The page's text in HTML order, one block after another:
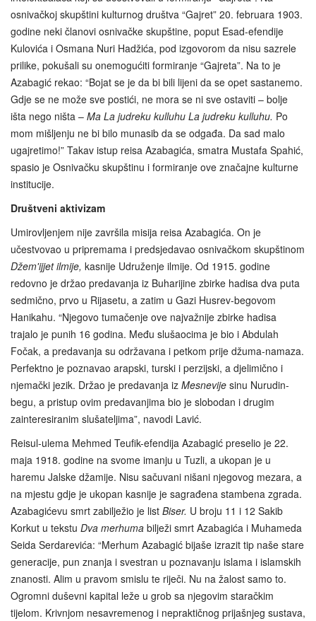
osnivačkoj skupštini kulturnog društva “Gajret” 20. februara 1903.
godine neki članovi osnivačke skupštine, poput Esad-efendije
Kulovića i Osmana Nuri Hadžića, pod izgovorom da nisu sazrele
prilike, pokušali su onemogućiti formiranje “Gajreta”. Na to je
Azabagić rekao: “Bojat se je da bi bili lijeni da se opet sastanemo.
Gdje se ne može sve postići, ne mora se ni sve ostaviti – bolje
išta nego ništa – Ma La judreku kulluhu La judreku kulluhu. Po
mom mišljenju ne bi bilo munasib da se odgađa. Da sad malo
ugajretimo!” Takav istup reisa Azabagića, smatra Mustafa Spahić,
spasio je Osnivačku skupštinu i formiranje ove značajne kulturne
institucije.
Društveni aktivizam
Umirovljenjem nije završila misija reisa Azabagića. On je
učestvovao u pripremama i predsjedavao osnivačkom skupštinom
Džem'ijjet ilmije, kasnije Udruženje ilmije. Od 1915. godine
redovno je držao predavanja iz Buharijine zbirke hadisa dva puta
sedmično, prvo u Rijasetu, a zatim u Gazi Husrev-begovom
Hanikahu. “Njegovo tumačenje ove najvažnije zbirke hadisa
trajalo je punih 16 godina. Među slušaocima je bio i Abdulah
Fočak, a predavanja su održavana i petkom prije džuma-namaza.
Perfektno je poznavao arapski, turski i perzijski, a djelimično i
njemački jezik. Držao je predavanja iz Mesnevije sinu Nurudin-
begu, a pristup ovim predavanjima bio je slobodan i drugim
zainteresiranim slušateljima”, navodi Lavić.
Reisul-ulema Mehmed Teufik-efendija Azabagić preselio je 22.
maja 1918. godine na svome imanju u Tuzli, a ukopan je u
haremu Jalske džamije. Nisu sačuvani nišani njegovog mezara, a
na mjestu gdje je ukopan kasnije je sagrađena stambena zgrada.
Azabagićevu smrt zabilježio je list Biser. U broju 11 i 12 Sakib
Korkut u tekstu Dva merhuma bilježi smrt Azabagića i Muhameda
Seida Serdarevića: “Merhum Azabagić bijaše izrazit tip naše stare
generacije, pun znanja i svestran u poznavanju islama i islamskih
znanosti. Alim u pravom smislu te riječi. Nu na žalost samo to.
Ogromni duševni kapital leže u grob sa njegovim staračkim
tijelom. Krivnjom nesavremenog i nepraktičnog prijašnjeg sustava,